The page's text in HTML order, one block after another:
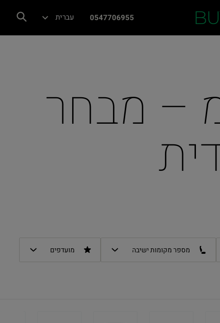
0547706955 עברית
חדש 0 ק"מ – מבחר
מספר מקומות ישיבה מועדפים